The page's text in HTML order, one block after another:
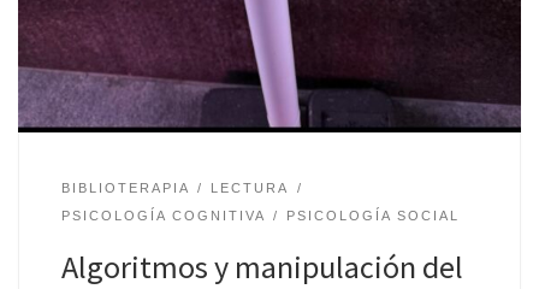
BIBLIOTERAPIA
LECTURA
PSICOLOGÍA COGNITIVA
PSICOLOGÍA SOCIAL
Algoritmos y manipulación del